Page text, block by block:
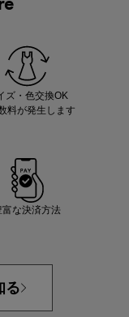
ズ・色交換OK
料が発生します
富な決済方法
る